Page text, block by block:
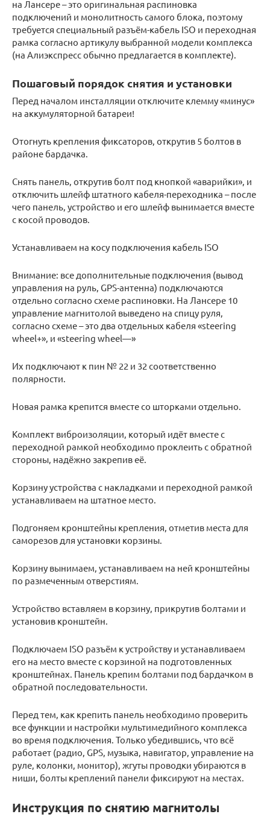
на Лансере – это оригинальная распиновка
подключений и монолитность самого блока, поэтому
требуется специальный разъём-кабель ISO и переходная
рамка согласно артикулу выбранной модели комплекса
(на Алиэкспресс обычно предлагается в комплекте).
Пошаговый порядок снятия и установки
Перед началом инсталляции отключите клемму «минус»
на аккумуляторной батареи!
Отогнуть крепления фиксаторов, открутив 5 болтов в
районе бардачка.
Снять панель, открутив болт под кнопкой «аварийки», и
отключить шлейф штатного кабеля-переходника – после
чего панель, устройство и его шлейф вынимается вместе
с косой проводов.
Устанавливаем на косу подключения кабель ISO
Внимание: все дополнительные подключения (вывод
управления на руль, GPS-антенна) подключаются
отдельно согласно схеме распиновки. На Лансере 10
управление магнитолой выведено на спицу руля,
согласно схеме – это два отдельных кабеля «steering
wheel+», и «steering wheel—»
Их подключают к пин № 22 и 32 соответственно
полярности.
Новая рамка крепится вместе со шторками отдельно.
Комплект виброизоляции, который идёт вместе с
переходной рамкой необходимо проклеить с обратной
стороны, надёжно закрепив её.
Корзину устройства с накладками и переходной рамкой
устанавливаем на штатное место.
Подгоняем кронштейны крепления, отметив места для
саморезов для установки корзины.
Корзину вынимаем, устанавливаем на ней кронштейны
по размеченным отверстиям.
Устройство вставляем в корзину, прикрутив болтами и
установив кронштейн.
Подключаем ISO разъём к устройству и устанавливаем
его на место вместе с корзиной на подготовленных
кронштейнах. Панель крепим болтами под бардачком в
обратной последовательности.
Перед тем, как крепить панель необходимо проверить
все функции и настройки мультимедийного комплекса
во время подключения. Только убедившись, что всё
работает (радио, GPS, музыка, навигатор, управление на
руле, колонки, монитор), жгуты проводки убираются в
ниши, болты креплений панели фиксируют на местах.
Инструкция по снятию магнитолы